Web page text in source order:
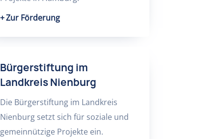
Zur Förderung
Bürgerstiftung im
Landkreis Nienburg
Die Bürgerstiftung im Landkreis
Nienburg setzt sich für soziale und
gemeinnützige Projekte ein.